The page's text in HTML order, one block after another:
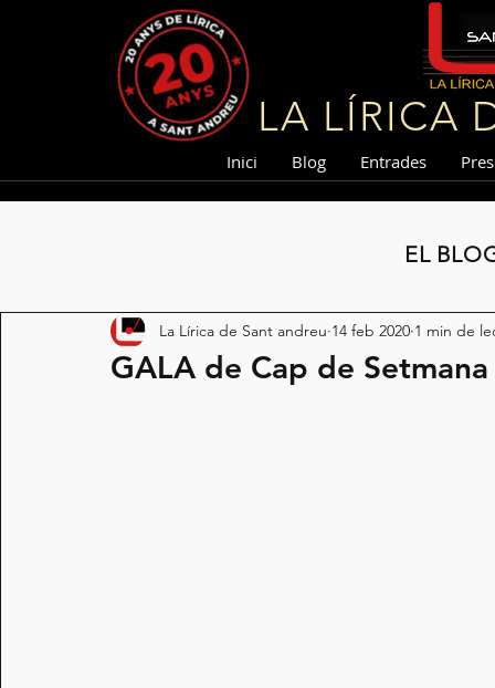
LA LÍRICA
Inici Blog Entrades
GALA de Cap de Setmana
La Lírica de Sant andreu 14 feb 2020 1 min de
EL